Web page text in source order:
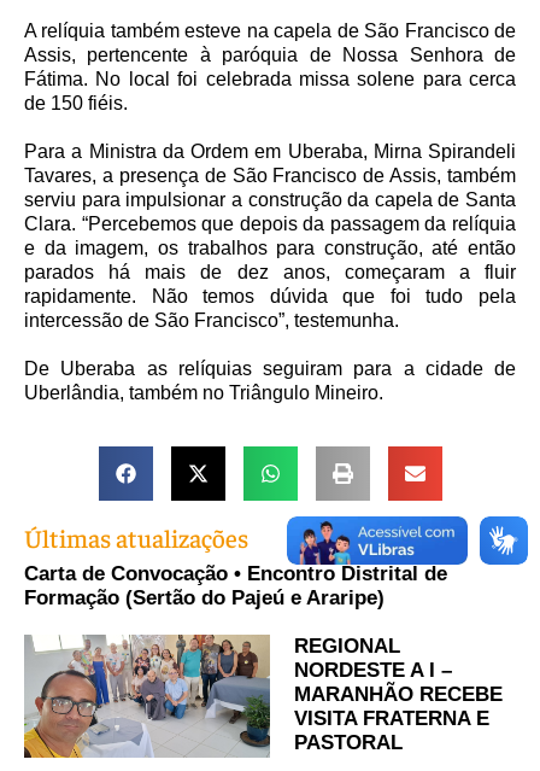
A relíquia também esteve na capela de São Francisco de
Assis, pertencente à paróquia de Nossa Senhora de
Fátima. No local foi celebrada missa solene para cerca
de 150 fiéis.
Para a Ministra da Ordem em Uberaba, Mirna Spirandeli
Tavares, a presença de São Francisco de Assis, também
serviu para impulsionar a construção da capela de Santa
Clara. “Percebemos que depois da passagem da relíquia
e da imagem, os trabalhos para construção, até então
parados há mais de dez anos, começaram a fluir
rapidamente. Não temos dúvida que foi tudo pela
intercessão de São Francisco”, testemunha.
De Uberaba as relíquias seguiram para a cidade de
Uberlândia, também no Triângulo Mineiro.
Últimas atualizações
Carta de Convocação • Encontro Distrital de
Formação (Sertão do Pajeú e Araripe)
REGIONAL
NORDESTE A I –
MARANHÃO RECEBE
VISITA FRATERNA E
PASTORAL